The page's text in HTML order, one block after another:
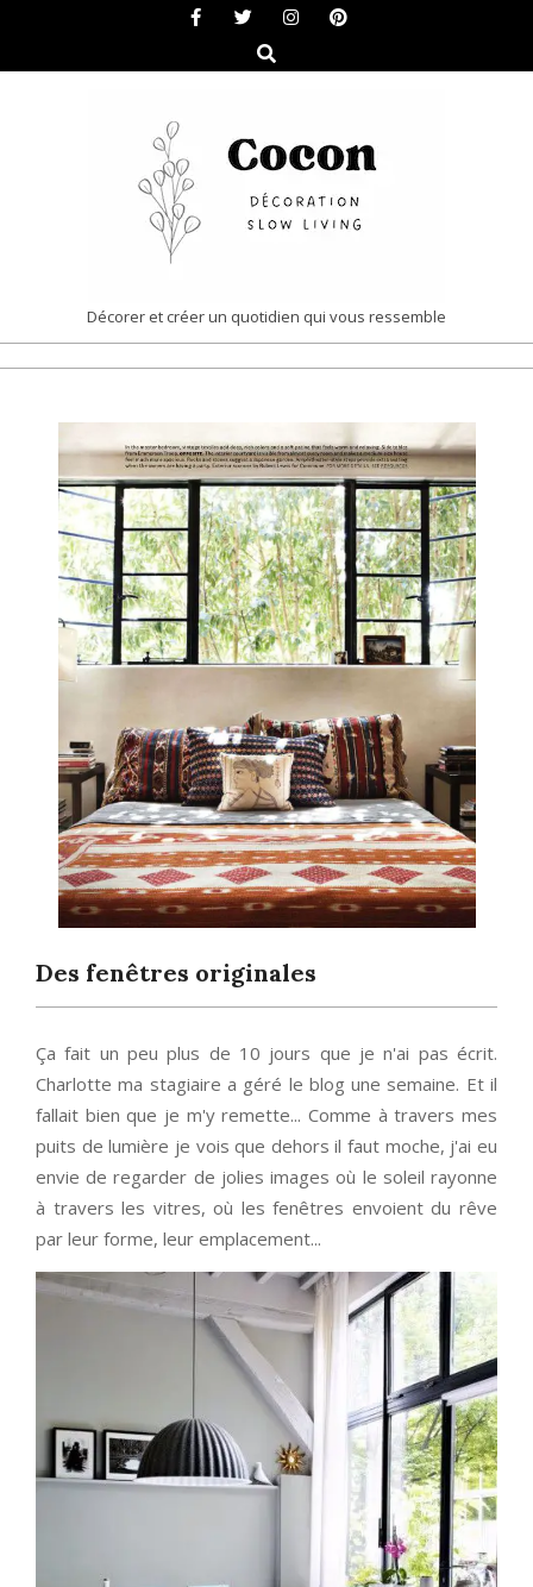
content
Search
COCON
|
SLOW
LIVING
Décorer et créer un quotidien qui vous ressemble
Des fenêtres originales
Ça fait un peu plus de 10 jours que je n'ai pas écrit.
Charlotte ma stagiaire a géré le blog une semaine. Et il
fallait bien que je m'y remette... Comme à travers mes
puits de lumière je vois que dehors il faut moche, j'ai eu
envie de regarder de jolies images où le soleil rayonne
à travers les vitres, où les fenêtres envoient du rêve
par leur forme, leur emplacement...